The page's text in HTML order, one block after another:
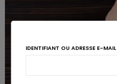
IDENTIFIANT OU ADRESSE E-MAIL